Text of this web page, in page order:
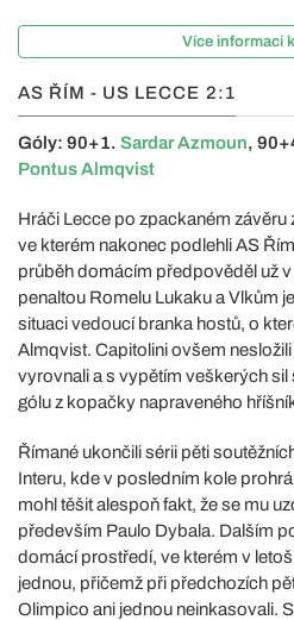
Více informací
AS ŘÍM - US LECCE 2:1
Góly: 90+1. Sardar Azmoun,
Pontus Almqvist
Hráči Lecce po zpackaném závěru
ve kterém nakonec podlehli AS
průběh domácím předpověděl už
penaltou Romelu Lukaku a Vlkům
situaci vedoucí branka hostů, o
Almqvist. Capitolini ovšem
vyrovnali a s vypětím veškerých sil
gólu z kopačky napraveného
Římané ukončili sérii pěti
Interu, kde v posledním kole
mohl těšit alespoň fakt, že se mu
především Paulo Dybala. Dalším
domácí prostředí, ve kterém v
jednou, přičemž při předchozích
Olimpico ani jednou neinkasovali.